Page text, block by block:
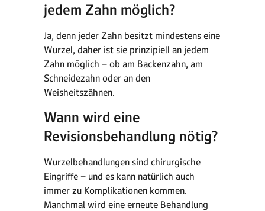
jedem Zahn möglich?
Ja, denn jeder Zahn besitzt mindestens eine
Wurzel, daher ist sie prinzipiell an jedem
Zahn möglich – ob am Backenzahn, am
Schneidezahn oder an den
Weisheitszähnen.
Wann wird eine
Revisionsbehandlung nötig?
Wurzelbehandlungen sind chirurgische
Eingriffe – und es kann natürlich auch
immer zu Komplikationen kommen.
Manchmal wird eine erneute Behandlung